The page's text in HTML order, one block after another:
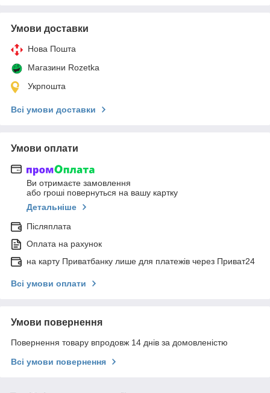
Умови доставки
Нова Пошта
Магазини Rozetka
Укрпошта
Всі умови доставки
Умови оплати
Ви отримаєте замовлення
або гроші повернуться на вашу картку
Детальніше
Післяплата
Оплата на рахунок
на карту Приватбанку лише для платежів через Приват24
Всі умови оплати
Умови повернення
Повернення товару впродовж 14 днів за домовленістю
Всі умови повернення